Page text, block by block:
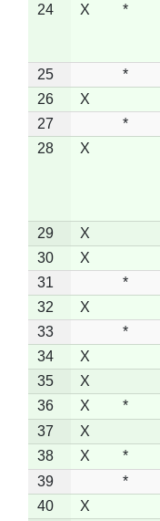
24
X *
25 *
26
X
27
*
28
X
29 X
30
X
31
*
32
X
33
*
34
X
35
X
36
X *
37
X
38
X *
39
*
40
X